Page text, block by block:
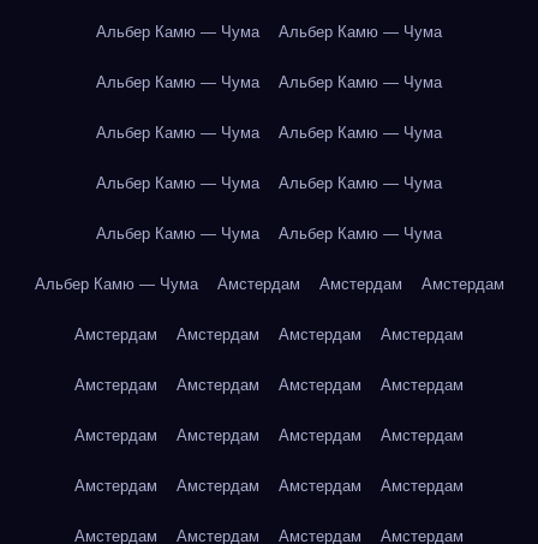
Альбер Камю — Чума Альбер Камю — Чума
Альбер Камю — Чума Альбер Камю — Чума
Альбер Камю — Чума Альбер Камю — Чума
Альбер Камю — Чума Альбер Камю — Чума
Альбер Камю — Чума Альбер Камю — Чума
Альбер Камю — Чума Амстердам Амстердам Амстердам
Амстердам Амстердам Амстердам Амстердам
Амстердам Амстердам Амстердам Амстердам
Амстердам Амстердам Амстердам Амстердам
Амстердам Амстердам Амстердам Амстердам
Амстердам Амстердам Амстердам Амстердам